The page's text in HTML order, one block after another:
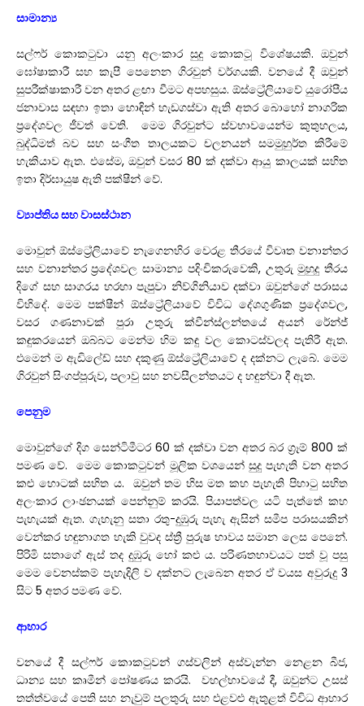
සාමාන්‍ය
සල්ෆර් කොකටුවා යනු අලංකාර සුදු කොකටූ විශේෂයකි. ඔවුන්
ඝෝෂාකාරී සහ කැපී පෙනෙන ගිරවුන් වර්ගයකි. වනයේ දී ඔවුන්
සුපරීක්ෂාකාරී වන අතර ළඟා වීමට අපහසුය. ඕස්ට්‍රේලියාවේ යුරෝපීය
ජනාවාස සඳහා ඉතා හොඳින් හැඩගස්වා ඇති අතර බොහෝ නාගරික
ප්‍රදේශවල ජීවත් වෙති. මෙම ගිරවුන්ට ස්වභාවයෙන්ම කුතුහලය,
බුද්ධිමත් බව සහ සංගීත තාලයකට චලනයන් සමමුහුර්ත කිරීමේ
හැකියාව ඇත. එසේම, ඔවුන් වසර 80 ක් දක්වා ආයු කාලයක් සහිත
ඉතා දිර්ඝායුෂ ඇති පක්ෂීන් වේ.
ව්‍යාප්තිය සහ වාසස්ථාන
මොවුන් ඕස්ට්‍රේලියාවේ නැගෙනහිර වෙරළ තීරයේ විවෘත වනාන්තර
සහ වනාන්තර ප්‍රදේශවල සාමාන්‍ය පදිංචිකරුවෙකි, උතුරු මුහුදු තීරය
දිගේ සහ සාගරය හරහා පැපුවා නිව්ගිනියාව දක්වා ඔවුන්ගේ පරාසය
විහිදේ. මෙම පක්ෂීන් ඕස්ට්‍රේලියාවේ විවිධ දේශගුණික ප්‍රදේශවල,
වසර ගණනාවක් පුරා උතුරු ක්වීන්ස්ලන්තයේ අයන් රේන්ජ්
කඳුකරයෙන් ඔබ්බට මෙන්ම හිම කඳු වල කොටස්වලද පැතිරී ඇත.
එමෙන් ම ඇඩිලේඩ් සහ දකුණු ඕස්ට්‍රේලියාවේ ද දක්නට ලැබේ. මෙම
ගිරවුන් සිංගප්පූරුව, පලාවු සහ නවසීලන්තයට ද හඳුන්වා දී ඇත.
පෙනුම
මොවුන්ගේ දිග සෙන්ටිමීටර 60 ක් දක්වා වන අතර බර ග්‍රෑම් 800 ක්
පමණ වේ. මෙම කොකටුවන් මූලික වශයෙන් සුදු පැහැති වන අතර
කළු හොටක් සහිත ය. ඔවුන් තම හිස මත කහ පැහැති පිහාටු සහිත
අලංකාර ලාංඡනයක් පෙන්නුම් කරයි. පියාපත්වල යටි පැත්තේ කහ
පැහැයක් ඇත. ගැහැනු සතා රතු-දුඹුරු පැහැ ඇසින් සමීප පරාසයකින්
වෙන්කර හඳුනාගත හැකි වුවද ස්ත්‍රී පුරුෂ භාවය සමාන ලෙස පෙනේ.
පිරිමි සතාගේ ඇස් තද දුඹුරු හෝ කළු ය. පරිණතභාවයට පත් වූ පසු
මෙම වෙනස්කම් පැහැදිලි ව දක්නට ලැබෙන අතර ඒ වයස අවුරුදු 3
සිට 5 අතර පමණ වේ.
ආහාර
වනයේ දී සල්ෆර් කොකටුවන් ගස්වලින් අස්වැන්න නෙළන බීජ,
ධාන්‍ය සහ කෘමීන් පෝෂණය කරයි. වහල්භාවයේ දී, ඔවුන්ට උසස්
තත්ත්වයේ පෙති සහ නැවුම් පලතුරු සහ එළවළු ඇතුළත් විවිධ ආහාර